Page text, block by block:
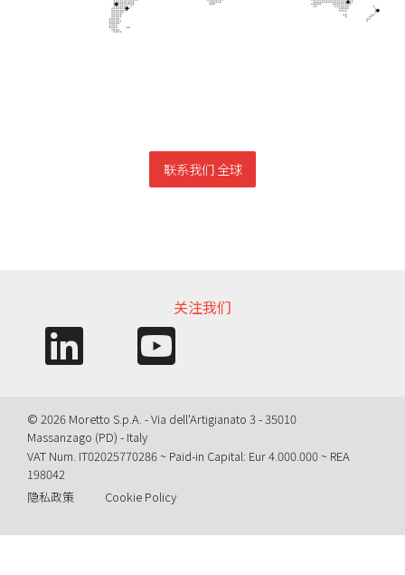
联系我们 全球
关注我们
© 2026 Moretto S.p.A. - Via dell'Artigianato 3 - 35010
Massanzago (PD) - Italy
VAT Num. IT02025770286 ~ Paid-in Capital: Eur 4.000.000 ~ REA
198042
隐私政策
Cookie Policy